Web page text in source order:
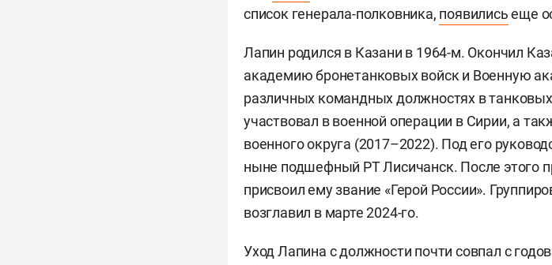
список генерала-полковника, появилисьеще
Лапин родился в Казани в 1964-м. Окончил
академию бронетанковых войск и Военную
различных командных должностях в
участвовал в военной операции в Сирии, а
военного округа (2017–2022). Под его
ныне подшефный РТ Лисичанск. После этого
присвоил ему звание «Герой России».
возглавил в марте 2024-го.
Уход Лапина с должности почти совпал с